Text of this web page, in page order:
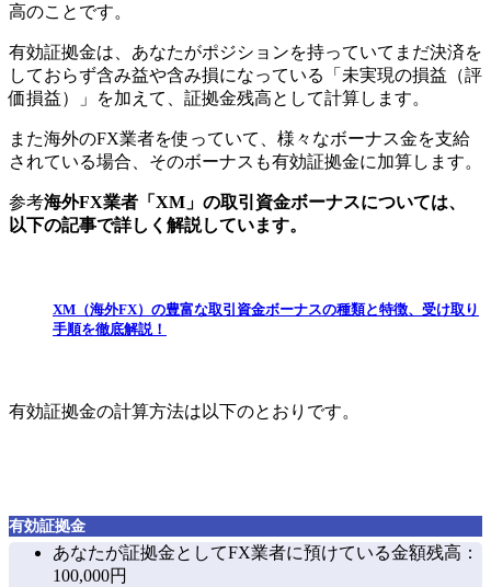
高のことです。
有効証拠金は、あなたがポジションを持っていてまだ決済を
しておらず含み益や含み損になっている
「未実現の損益（評
価損益）」を加えて、証拠金残高として計算します。
また海外のFX業者を使っていて、様々なボーナス金を支給
されている場合、そのボーナスも有効証拠金に加算します。
参考海外FX業者「XM」の取引資金ボーナスについては、
以下の記事で詳しく解説しています。
XM（海外FX）の豊富な取引資金ボーナスの種類と特徴、受け取り
手順を徹底解説！
有効証拠金の計算方法は以下のとおりです。
有効証拠金
あなたが証拠金としてFX業者に預けている金額残高：
100,000円